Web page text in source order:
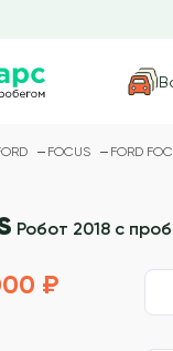
FOCUS FORD
Робот 2018 с
₽